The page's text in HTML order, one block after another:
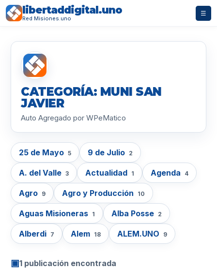
libertaddigital.uno
Red Misiones.uno
☰
CATEGORÍA: MUNI SAN
JAVIER
Auto Agregado por WPeMatico
25 de Mayo 5 9 de Julio 2
A. del Valle 3 Actualidad 1 Agenda 4
Agro 9 Agro y Producción 10
Aguas Misioneras 1 Alba Posse 2
Alberdi 7 Alem 18 ALEM.UNO 9
▣1 publicación encontrada